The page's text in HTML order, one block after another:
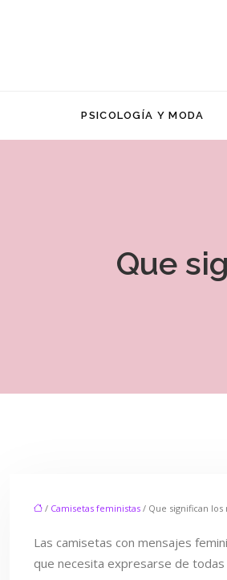
PSICOLOGÍA Y MODA
Que
/ Camisetas feministas / Que significan los
Las camisetas con mensajes
que necesita expresarse de